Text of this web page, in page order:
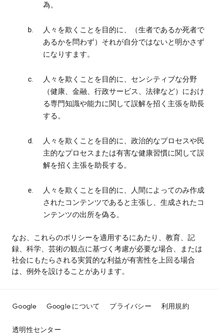
為。
人々を欺くことを目的に、（生者であるか死者で
あるかを問わず）それが自分ではないと明かさず
になりすます。
人々を欺くことを目的に、センシティブな分野
（健康、金融、行政サービス、法律など）におけ
る専門知識や能力に関して誤解を招く主張を助長
する。
人々を欺くことを目的に、政治的なプロセスや民
主的なプロセスまたは有害な健康習慣に関して誤
解を招く主張を助長する。
人々を欺くことを目的に、人間によってのみ作成
されたコンテンツであると主張し、生成されたコ
ンテンツの出所を偽る。
なお、これらのポリシーを適用するにあたり、教育、記
録、科学、芸術の観点に基づく考慮が必要な場合、または
社会にもたらされる実質的な利益が有害性を上回る場合
は、例外を設けることがあります。
Google Google について プライバシー 利用規約
透明性センター